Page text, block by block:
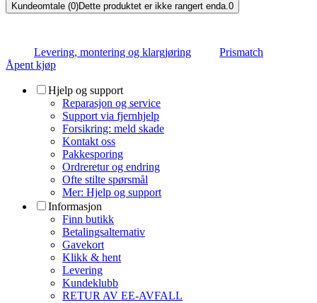
Kundeomtale (0)Dette produktet er ikke rangert enda.0
Levering, montering og klargjøring
Prismatch
Åpent kjøp
Hjelp og support
Reparasjon og service
Support via fjernhjelp
Forsikring: meld skade
Kontakt oss
Pakkesporing
Ordreretur og endring
Ofte stilte spørsmål
Mer: Hjelp og support
Informasjon
Finn butikk
Betalingsalternativ
Gavekort
Klikk & hent
Levering
Kundeklubb
RETUR AV EE-AVFALL